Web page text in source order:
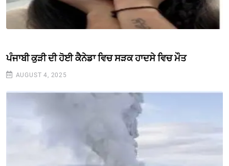
ਪੰਜਾਬੀ ਕੁੜੀ ਦੀ ਹੋਈ ਕੈਨੇਡਾ ਵਿਚ ਸੜਕ ਹਾਦਸੇ ਵਿਚ ਮੌਤ
AUGUST 4, 2025